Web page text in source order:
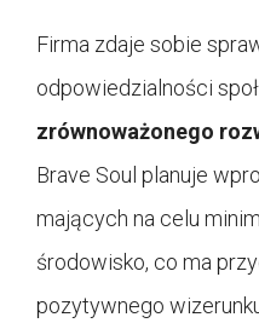
Firma zdaje sobie
odpowiedzialności
zrównoważonego
Brave Soul planuje
mających na celu
środowisko, co ma
pozytywnego